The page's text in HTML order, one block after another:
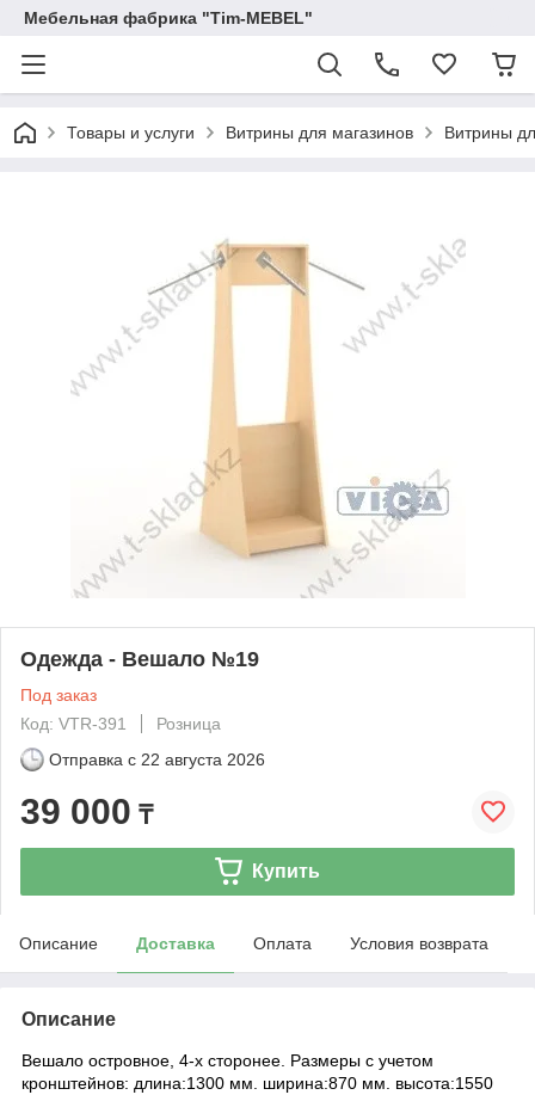
Мебельная фабрика "Tim-MEBEL"
Товары и услуги Витрины для магазинов Витрины
Одежда - Вешало №19
Под заказ
Код: VTR-391
Розница
Отправка с 22 августа 2026
39 000 ₸
Купить
Описание Доставка Оплата Условия возврата
Описание
Вешало островное, 4-х сторонее. Размеры с учетом
кронштейнов: длина:1300 мм. ширина:870 мм. высота:1550